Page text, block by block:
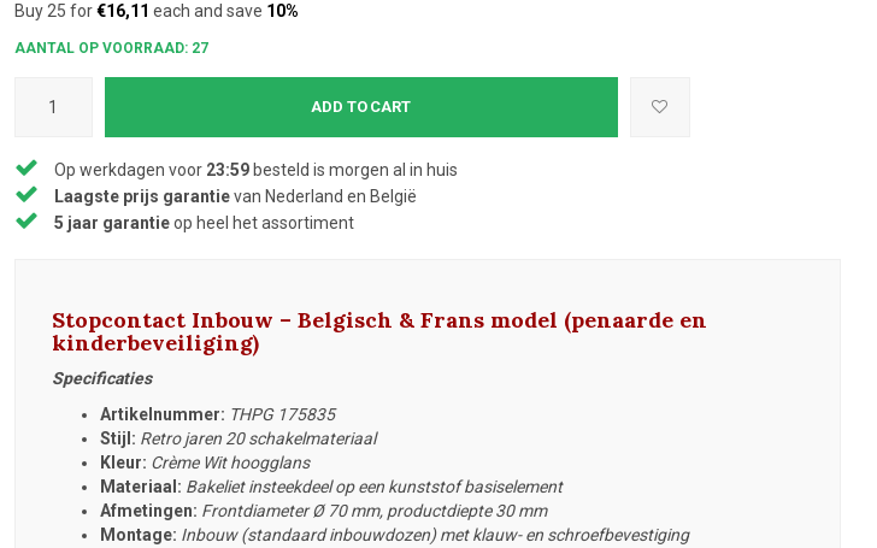
Buy 25 for€16,11 each and save 10%
AANTAL OP VOORRAAD: 27
ADD TO CART
Op werkdagen voor 23:59besteld is morgen al in huis
Laagste prijs garantievan Nederland en België
5 jaar garantieop heel het assortiment
Stopcontact Inbouw – Belgisch & Frans model (penaarde en
kinderbeveiliging)
Specificaties
Artikelnummer: THPG 175835
Stijl: Retro jaren 20 schakelmateriaal
Kleur: Crème Wit hoogglans
Materiaal: Bakeliet insteekdeel op een kunststof basiselement
Afmetingen: Frontdiameter Ø 70 mm, productdiepte 30 mm
Montage: Inbouw (standaard inbouwdozen) met klauw- en schroefbevestiging